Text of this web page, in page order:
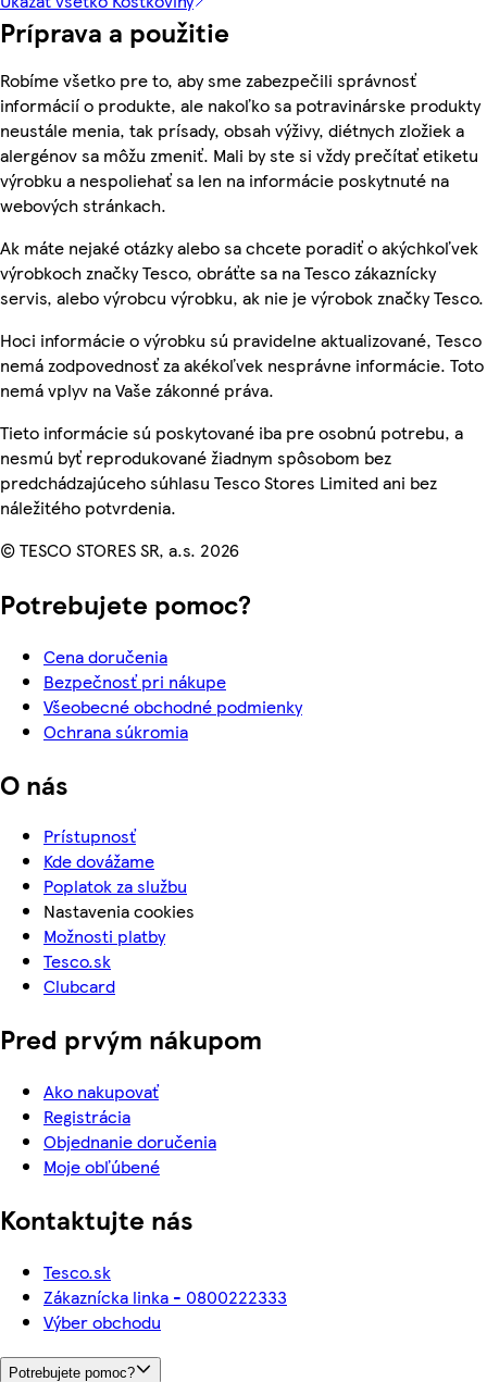
Príprava a použitie
Robíme všetko pre to, aby sme zabezpečili správnosť
informácií o produkte, ale nakoľko sa potravinárske produkty
neustále menia, tak prísady, obsah výživy, diétnych zložiek a
alergénov sa môžu zmeniť. Mali by ste si vždy prečítať etiketu
výrobku a nespoliehať sa len na informácie poskytnuté na
webových stránkach.
Ak máte nejaké otázky alebo sa chcete poradiť o akýchkoľvek
výrobkoch značky Tesco, obráťte sa na Tesco zákaznícky
servis, alebo výrobcu výrobku, ak nie je výrobok značky Tesco.
Hoci informácie o výrobku sú pravidelne aktualizované, Tesco
nemá zodpovednosť za akékoľvek nesprávne informácie. Toto
nemá vplyv na Vaše zákonné práva.
Tieto informácie sú poskytované iba pre osobnú potrebu, a
nesmú byť reprodukované žiadnym spôsobom bez
predchádzajúceho súhlasu Tesco Stores Limited ani bez
náležitého potvrdenia.
© TESCO STORES SR, a.s. 2026
Potrebujete pomoc?
Cena doručenia
Bezpečnosť pri nákupe
Všeobecné obchodné podmienky
Ochrana súkromia
O nás
Prístupnosť
Kde dovážame
Poplatok za službu
Nastavenia cookies
Možnosti platby
Tesco.sk
Clubcard
Pred prvým nákupom
Ako nakupovať
Registrácia
Objednanie doručenia
Moje obľúbené
Kontaktujte nás
Tesco.sk
Zákaznícka linka - 0800222333
Výber obchodu
Potrebujete pomoc?